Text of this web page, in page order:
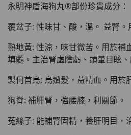
永明神盾海狗丸®部份珍貴成分：
覆盆子: 性味甘、酸，溫。 益腎。
熟地黃: 性涼，味甘微苦。用於補
填髓。主治腎虛陰虧、頭暈目眩
製何首烏: 烏鬚髮，益精血。用於
狗脊: 補肝腎，強腰膝，利關節。
菟絲子: 能補腎固精，養肝明目，